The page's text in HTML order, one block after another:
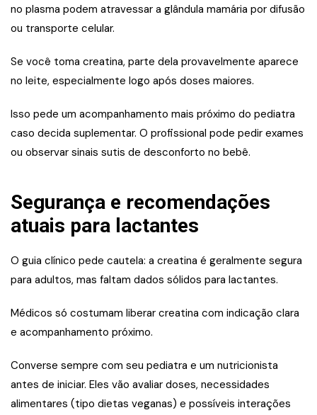
no plasma podem atravessar a glândula mamária por difusão
ou transporte celular.
Se você toma creatina, parte dela provavelmente aparece
no leite, especialmente logo após doses maiores.
Isso pede um acompanhamento mais próximo do pediatra
caso decida suplementar. O profissional pode pedir exames
ou observar sinais sutis de desconforto no bebê.
Segurança e recomendações
atuais para lactantes
O guia clínico pede cautela: a creatina é geralmente segura
para adultos, mas faltam dados sólidos para lactantes.
Médicos só costumam liberar creatina com indicação clara
e acompanhamento próximo.
Converse sempre com seu pediatra e um nutricionista
antes de iniciar. Eles vão avaliar doses, necessidades
alimentares (tipo dietas veganas) e possíveis interações